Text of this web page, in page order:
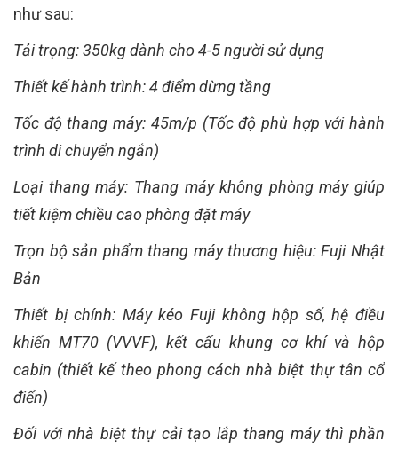
như sau:
Tải trọng: 350kg dành cho 4-5 người sử dụng
Thiết kế hành trình: 4 điểm dừng tầng
Tốc độ thang máy: 45m/p (Tốc độ phù hợp với hành
trình di chuyển ngắn)
Loại thang máy: Thang máy không phòng máy giúp
tiết kiệm chiều cao phòng đặt máy
Trọn bộ sản phẩm thang máy thương hiệu: Fuji Nhật
Bản
Thiết bị chính: Máy kéo Fuji không hộp số, hệ điều
khiển MT70 (VVVF), kết cấu khung cơ khí và hộp
cabin (thiết kế theo phong cách nhà biệt thự tân cổ
điển)
Đối với nhà biệt thự cải tạo lắp thang máy thì phần